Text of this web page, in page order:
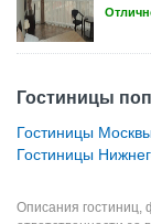
Гостиницы
Гостиницы
Гостиницы
Описания гостиниц,